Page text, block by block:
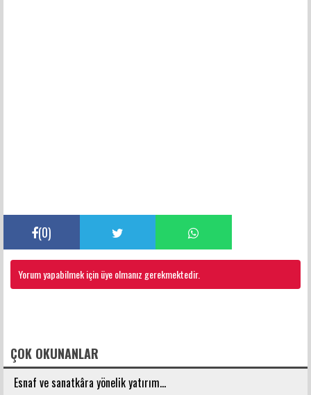
(0)
Yorum yapabilmek için üye olmanız gerekmektedir.
ÇOK OKUNANLAR
Esnaf ve sanatkâra yönelik yatırım...